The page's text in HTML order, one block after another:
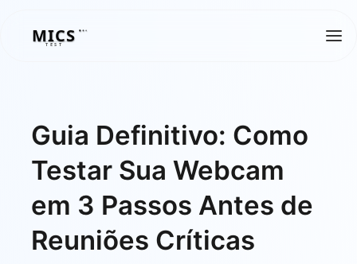
MICS
MICS
TEST
Guia Definitivo: Como
Testar Sua Webcam
em 3 Passos Antes de
Reuniões Críticas